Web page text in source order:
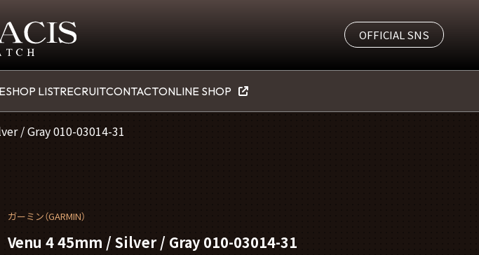
OFFICIAL SNS
SHOP LISTRECRUITCONTACTONLINE SHOP
/ Gray 010-03014-31
ガーミン（GARMIN）
Venu 4 45mm / Silver / Gray 010-03014-31